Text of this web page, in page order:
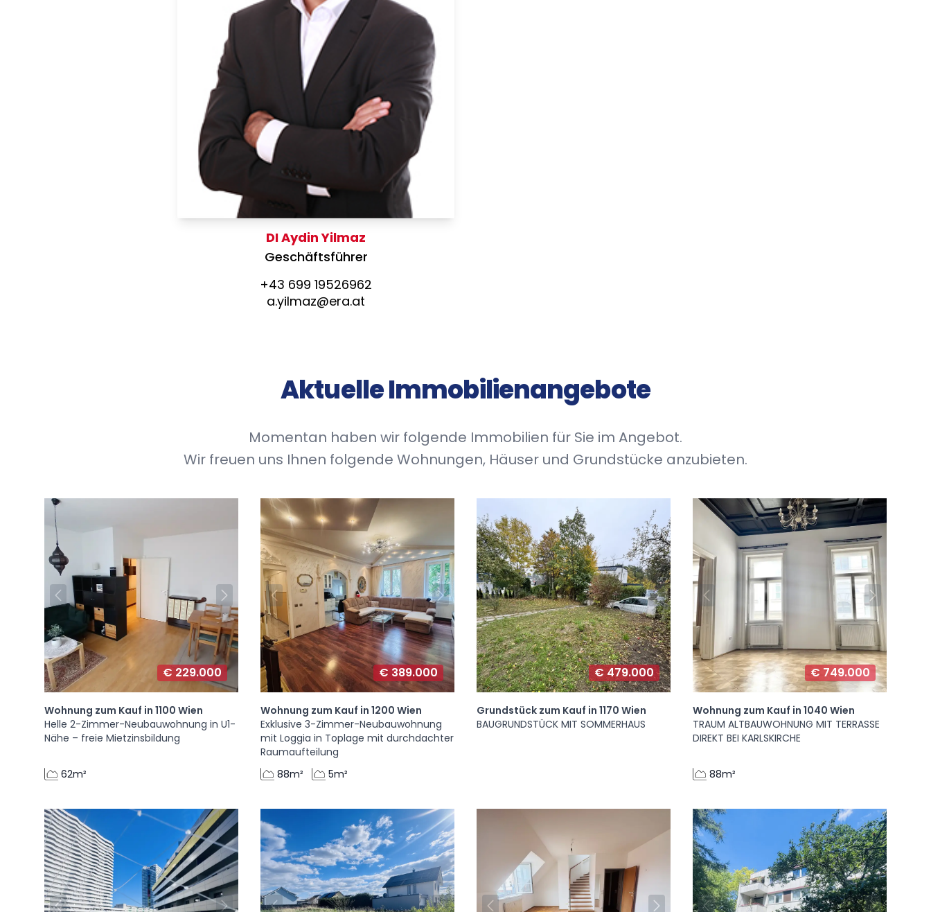
DI Aydin Yilmaz
Geschäftsführer
+43 699 19526962
a.yilmaz@era.at
Aktuelle Immobilienangebote
Momentan haben wir folgende Immobilien für Sie im Angebot.
Wir freuen uns Ihnen folgende Wohnungen, Häuser und Grundstücke anzubieten.
€ 229.000
Wohnung zum Kauf in 1100 Wien
Helle 2-Zimmer-Neubauwohnung in U1-
Nähe – freie Mietzinsbildung
62m²
€ 389.000
Wohnung zum Kauf in 1200 Wien
Exklusive 3-Zimmer-Neubauwohnung
mit Loggia in Toplage mit durchdachter
Raumaufteilung
88m²
5m²
€ 479.000
Grundstück zum Kauf in 1170 Wien
BAUGRUNDSTÜCK MIT SOMMERHAUS
€ 749.000
Wohnung zum Kauf in 1040 Wien
TRAUM ALTBAUWOHNUNG MIT TERRASSE
DIREKT BEI KARLSKIRCHE
88m²